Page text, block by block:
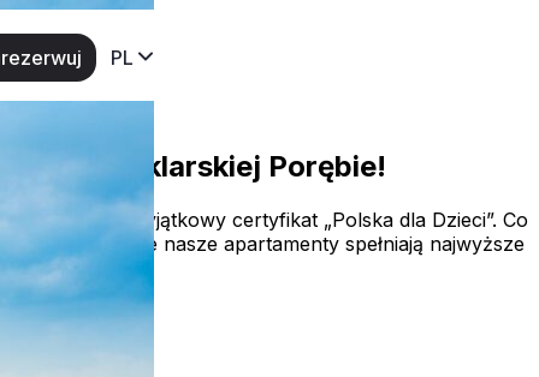
PL
w Szklarskiej Porębie!
właśnie wyjątkowy certyfikat „Polska dla Dzieci”. Co
potwierdza, że nasze apartamenty spełniają najwyższe